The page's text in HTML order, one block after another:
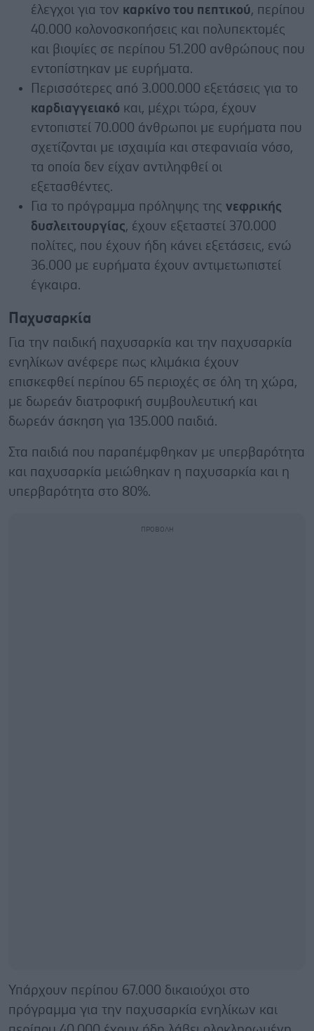
έλεγχοι για τον καρκίνο του πεπτικού, περίπου
40.000 κολονοσκοπήσεις και πολυπεκτομές
και βιοψίες σε περίπου 51.200 ανθρώπους που
εντοπίστηκαν με ευρήματα.
Περισσότερες από 3.000.000 εξετάσεις για το
καρδιαγγειακό και, μέχρι τώρα, έχουν
εντοπιστεί 70.000 άνθρωποι με ευρήματα που
σχετίζονται με ισχαιμία και στεφανιαία νόσο,
τα οποία δεν είχαν αντιληφθεί οι
εξετασθέντες.
Για το πρόγραμμα πρόληψης της νεφρικής
δυσλειτουργίας, έχουν εξεταστεί 370.000
πολίτες, που έχουν ήδη κάνει εξετάσεις, ενώ
36.000 με ευρήματα έχουν αντιμετωπιστεί
έγκαιρα.
Παχυσαρκία
Για την παιδική παχυσαρκία και την παχυσαρκία
ενηλίκων ανέφερε πως κλιμάκια έχουν
επισκεφθεί περίπου 65 περιοχές σε όλη τη χώρα,
με δωρεάν διατροφική συμβουλευτική και
δωρεάν άσκηση για 135.000 παιδιά.
Στα παιδιά που παραπέμφθηκαν με υπερβαρότητα
και παχυσαρκία μειώθηκαν η παχυσαρκία και η
υπερβαρότητα στο 80%.
Υπάρχουν περίπου 67.000 δικαιούχοι στο
πρόγραμμα για την παχυσαρκία ενηλίκων και